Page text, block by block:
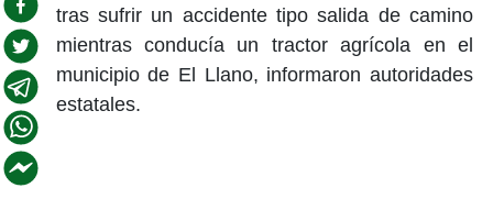
tras sufrir un accidente tipo salida de camino
mientras conducía un tractor agrícola en el
municipio de El Llano, informaron autoridades
estatales.